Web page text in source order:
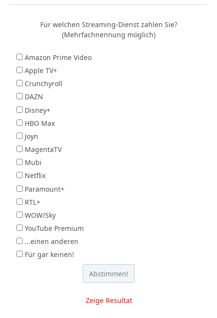
Für welchen Streaming-Dienst zahlen Sie?
(Mehrfachnennung möglich)
Amazon Prime Video
Apple TV+
Crunchyroll
DAZN
Disney+
HBO Max
Joyn
MagentaTV
Mubi
Netflix
Paramount+
RTL+
WOW/Sky
YouTube Premium
...einen anderen
Für gar keinen!
Zeige Resultat